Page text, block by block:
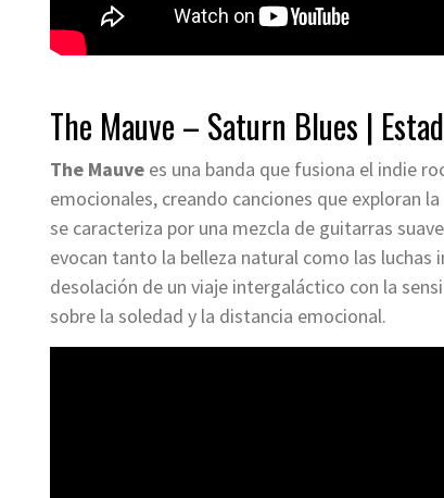
The Mauve – Saturn Blues |
The Mauve es una banda que fusiona el indie
emocionales, creando canciones que exploran
se caracteriza por una mezcla de guitarras
evocan tanto la belleza natural como las luchas
desolación de un viaje intergaláctico con la
sobre la soledad y la distancia emocional.